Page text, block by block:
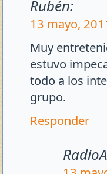
Rubén:
13 mayo,
Muy
estuvo
todo a los
grupo.
Responder